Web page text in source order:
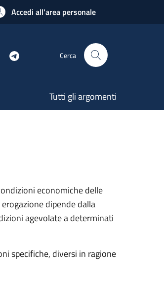
Accedi all'area personale
Cerca
Tutti gli argomenti
economiche delle
dipende dalla
agevolate a determinati
specifiche, diversi in ragione